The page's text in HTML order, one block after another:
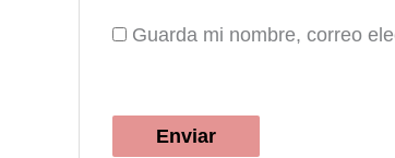
Guarda mi nombre, correo